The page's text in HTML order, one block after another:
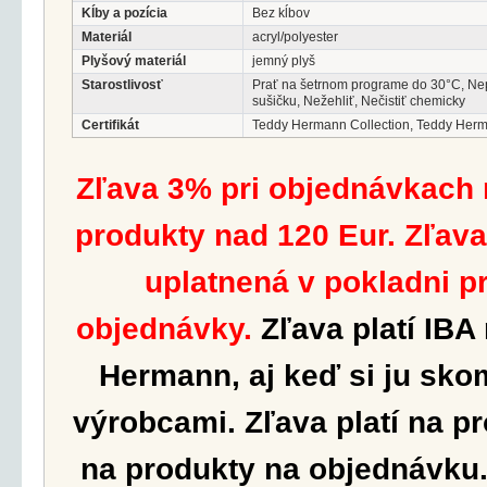
Kĺby a pozícia
Bez kĺbov
Materiál
acryl/polyester
Plyšový materiál
jemný plyš
Starostlivosť
Prať na šetrnom programe do 30°C,
sušičku, Nežehliť, Nečistiť chemicky
Certifikát
Teddy Hermann Collection, Teddy
Zľava 3% pri objednávkach
produkty nad 120 Eur.
uplatnená v pokladni
objednávky. Zľava platí IBA
Hermann, aj keď si ju
výrobcami. Zľava platí na
na produkty na